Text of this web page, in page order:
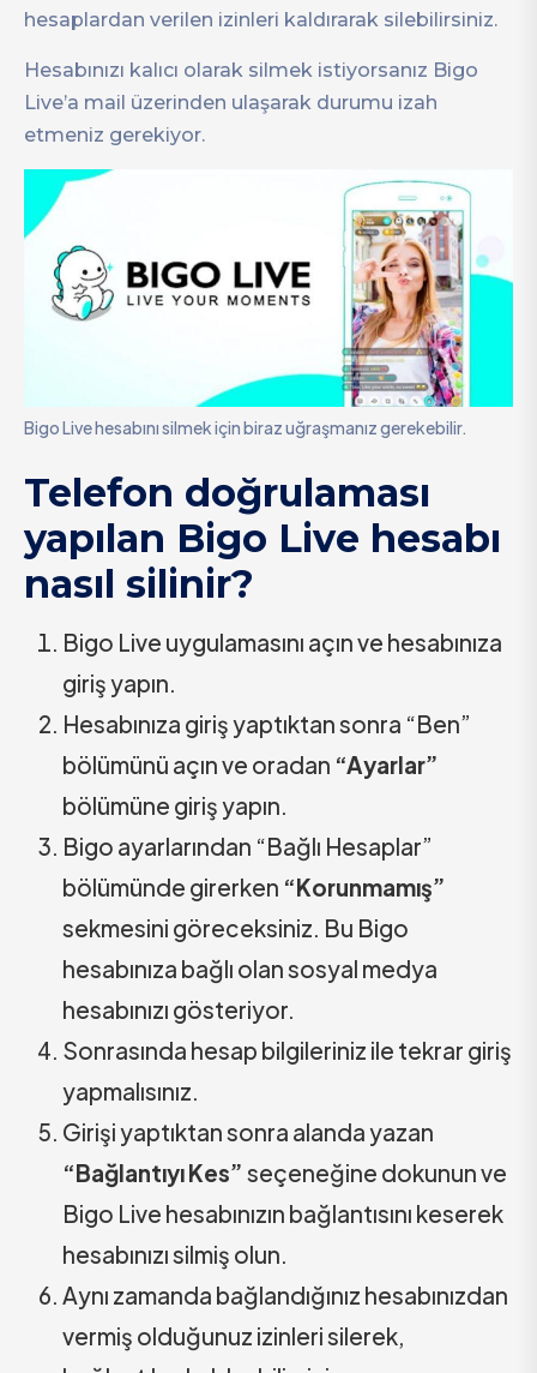
hesaplardan verilen izinleri kaldırarak silebilirsiniz.
Hesabınızı kalıcı olarak silmek istiyorsanız Bigo
Live’a mail üzerinden ulaşarak durumu izah
etmeniz gerekiyor.
Bigo Live hesabını silmek için biraz uğraşmanız gerekebilir.
Telefon doğrulaması
yapılan Bigo Live hesabı
nasıl silinir?
Bigo Live uygulamasını açın ve hesabınıza
giriş yapın.
Hesabınıza giriş yaptıktan sonra “Ben”
bölümünü açın ve oradan “Ayarlar”
bölümüne giriş yapın.
Bigo ayarlarından “Bağlı Hesaplar”
bölümünde girerken “Korunmamış”
sekmesini göreceksiniz. Bu Bigo
hesabınıza bağlı olan sosyal medya
hesabınızı gösteriyor.
Sonrasında hesap bilgileriniz ile tekrar giriş
yapmalısınız.
Girişi yaptıktan sonra alanda yazan
“Bağlantıyı Kes” seçeneğine dokunun ve
Bigo Live hesabınızın bağlantısını keserek
hesabınızı silmiş olun.
Aynı zamanda bağlandığınız hesabınızdan
vermiş olduğunuz izinleri silerek,